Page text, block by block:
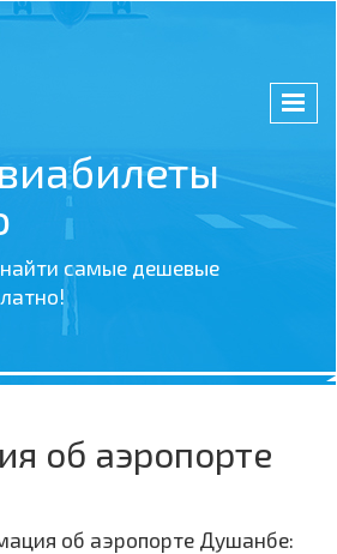
самые дешевые
об аэропорте
об аэропорте Душанбе: